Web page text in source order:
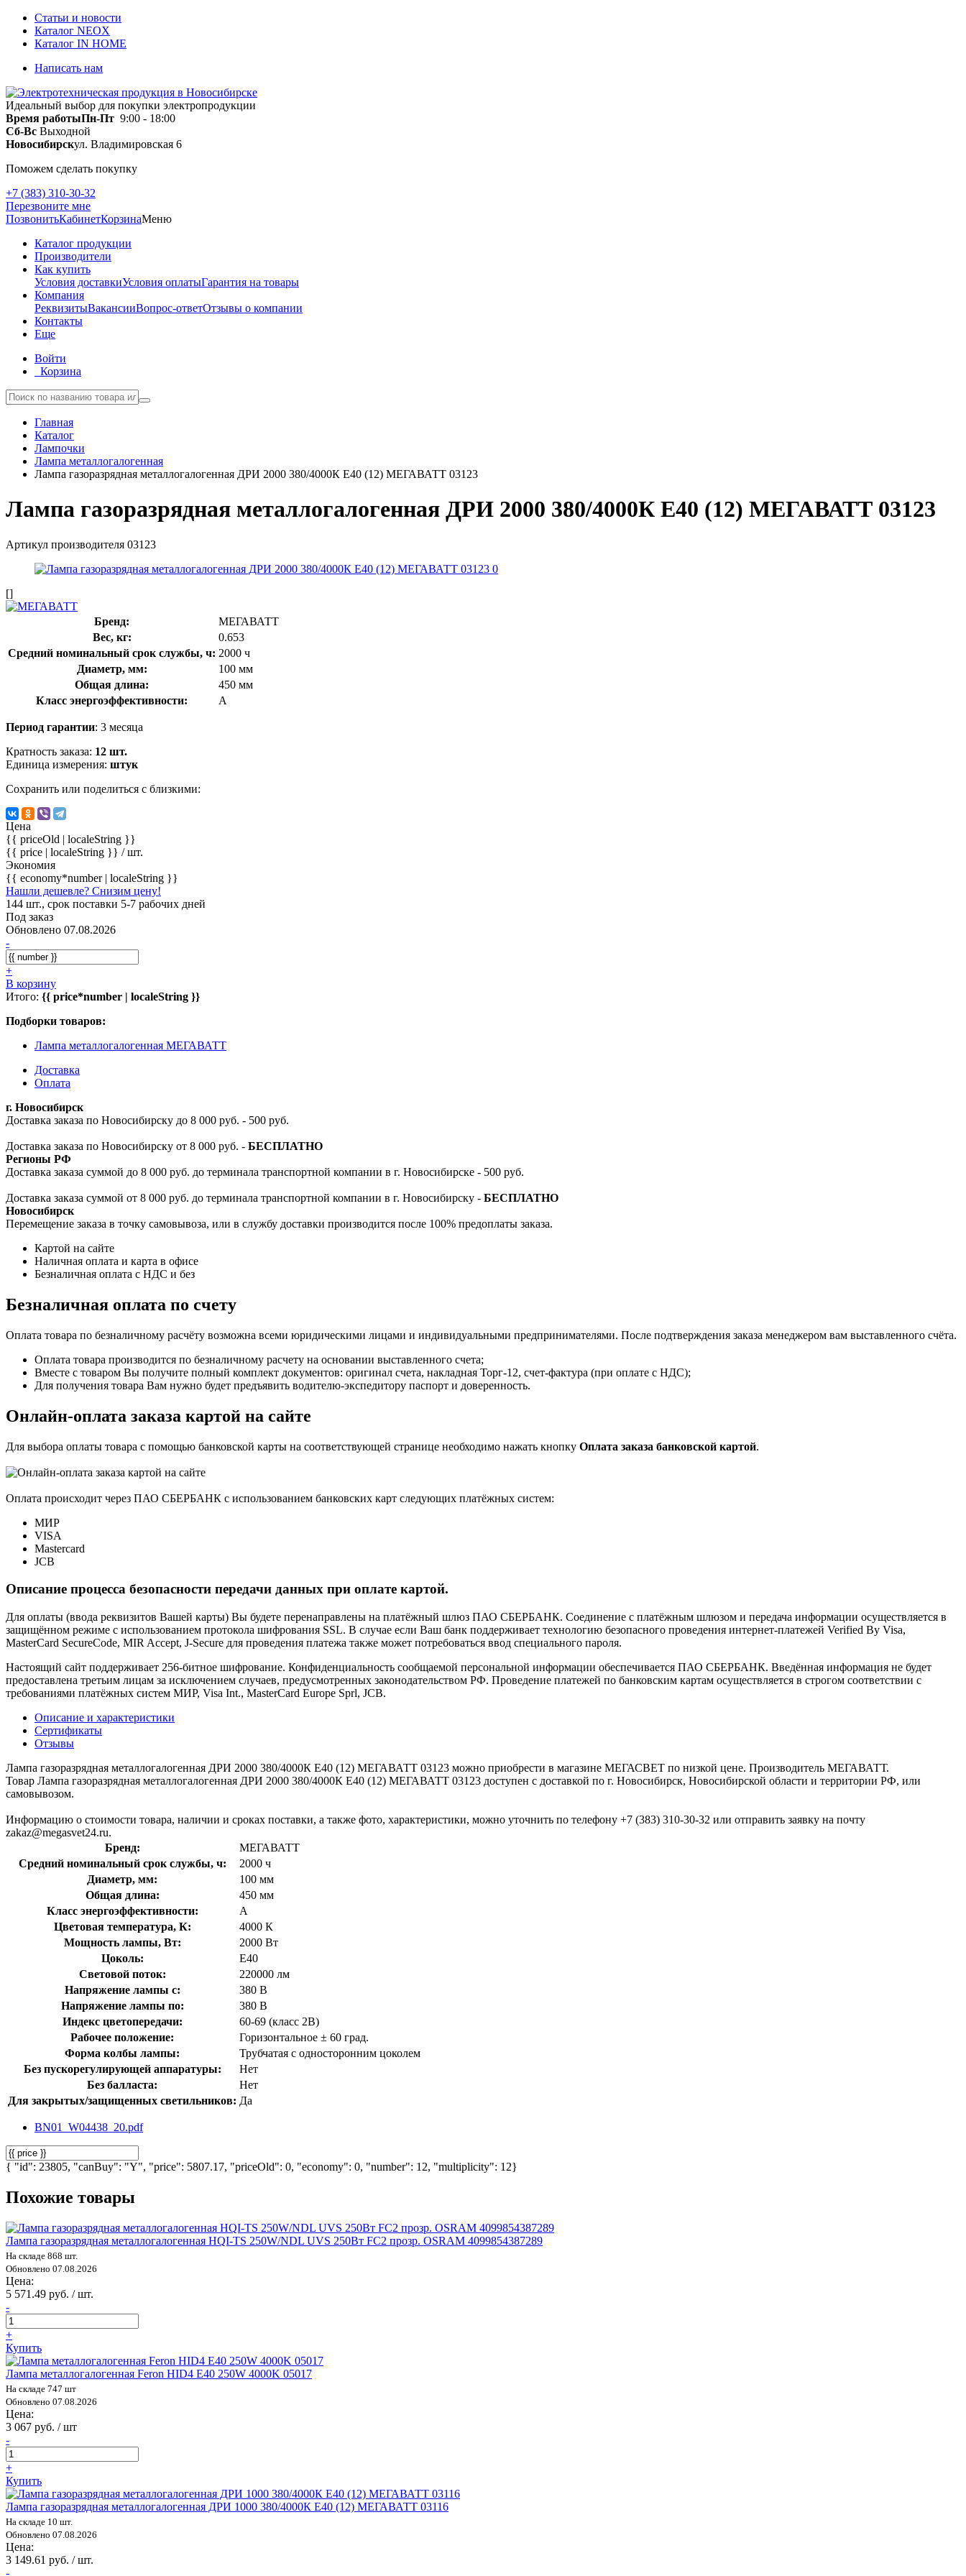
Статьи и новости
Каталог NEOX
Каталог IN HOME
Написать нам
Идеальный выбор для покупки электропродукции
Время работыПн-Пт 9:00 - 18:00
Сб-Вс Выходной
Новосибирскул. Владимировская 6
Поможем сделать покупку
+7 (383) 310-30-32
Перезвоните мне
ПозвонитьКабинетКорзинаМеню
Каталог продукции
Производители
Как купить
Условия доставкиУсловия оплатыГарантия на товары
Компания
РеквизитыВакансииВопрос-ответОтзывы о компании
Контакты
Еще
Войти
Корзина
Главная
Каталог
Лампочки
Лампа металлогалогенная
Лампа газоразрядная металлогалогенная ДРИ 2000 380/4000К E40 (12) МЕГАВАТТ 03123
Лампа газоразрядная металлогалогенная ДРИ 2000 380/4000К E40 (12) МЕГАВАТТ 03123
Артикул производителя 03123
[]
Бренд:
МЕГАВАТТ
Вес, кг:
0.653
Средний номинальный срок службы, ч: 2000 ч
Диаметр, мм:
100 мм
Общая длина:
450 мм
Класс энергоэффективности:
A
Период гарантии: 3 месяца
Кратность заказа: 12 шт.
Единица измерения: штук
Сохранить или поделиться с близкими:
Цена
{{ priceOld | localeString }}
{{ price | localeString }} / шт.
Экономия
{{ economy*number | localeString }}
Нашли дешевле? Снизим цену!
144 шт., срок поставки 5-7 рабочих дней
Под заказ
Обновлено 07.08.2026
-
+
В корзину
Итого: {{ price*number | localeString }}
Подборки товаров:
Лампа металлогалогенная МЕГАВАТТ
Доставка
Оплата
г. Новосибирск
Доставка заказа по Новосибирску до 8 000 руб. - 500 руб.
Доставка заказа по Новосибирску от 8 000 руб. - БЕСПЛАТНО
Регионы РФ
Доставка заказа суммой до 8 000 руб. до терминала транспортной компании в г. Новосибирске - 500 руб.
Доставка заказа суммой от 8 000 руб. до терминала транспортной компании в г. Новосибирску - БЕСПЛАТНО
Новосибирск
Перемещение заказа в точку самовывоза, или в службу доставки производится после 100% предоплаты заказа.
Картой на сайте
Наличная оплата и карта в офисе
Безналичная оплата с НДС и без
Безналичная оплата по счету
Оплата товара по безналичному расчёту возможна всеми юридическими лицами и индивидуальными предпринимателями. После подтверждения заказа менеджером вам выставленного счёта.
Оплата товара производится по безналичному расчету на основании выставленного счета;
Вместе с товаром Вы получите полный комплект документов: оригинал счета, накладная Торг-12, счет-фактура (при оплате с НДС);
Для получения товара Вам нужно будет предъявить водителю-экспедитору паспорт и доверенность.
Онлайн-оплата заказа картой на сайте
Для выбора оплаты товара с помощью банковской карты на соответствующей странице необходимо нажать кнопку Оплата заказа банковской картой.
Оплата происходит через ПАО СБЕРБАНК с использованием банковских карт следующих платёжных систем:
МИР
VISA
Mastercard
JCB
Описание процесса безопасности передачи данных при оплате картой.
Для оплаты (ввода реквизитов Вашей карты) Вы будете перенаправлены на платёжный шлюз ПАО СБЕРБАНК. Соединение с платёжным шлюзом и передача информации осуществляется в
защищённом режиме с использованием протокола шифрования SSL. В случае если Ваш банк поддерживает технологию безопасного проведения интернет-платежей Verified By Visa,
MasterCard SecureCode, MIR Accept, J-Secure для проведения платежа также может потребоваться ввод специального пароля.
Настоящий сайт поддерживает 256-битное шифрование. Конфиденциальность сообщаемой персональной информации обеспечивается ПАО СБЕРБАНК. Введённая информация не будет
предоставлена третьим лицам за исключением случаев, предусмотренных законодательством РФ. Проведение платежей по банковским картам осуществляется в строгом соответствии с
требованиями платёжных систем МИР, Visa Int., MasterCard Europe Sprl, JCB.
Описание и характеристики
Сертификаты
Отзывы
Лампа газоразрядная металлогалогенная ДРИ 2000 380/4000К E40 (12) МЕГАВАТТ 03123 можно приобрести в магазине МЕГАСВЕТ по низкой цене. Производитель МЕГАВАТТ.
Товар Лампа газоразрядная металлогалогенная ДРИ 2000 380/4000К E40 (12) МЕГАВАТТ 03123 доступен с доставкой по г. Новосибирск, Новосибирской области и территории РФ, или
самовывозом.
Информацию о стоимости товара, наличии и сроках поставки, а также фото, характеристики, можно уточнить по телефону +7 (383) 310-30-32 или отправить заявку на почту
zakaz@megasvet24.ru.
Бренд:
МЕГАВАТТ
Средний номинальный срок службы, ч:
2000 ч
Диаметр, мм:
100 мм
Общая длина:
450 мм
Класс энергоэффективности:
A
Цветовая температура, К:
4000 К
Мощность лампы, Вт:
2000 Вт
Цоколь:
E40
Световой поток:
220000 лм
Напряжение лампы с:
380 В
Напряжение лампы по:
380 В
Индекс цветопередачи:
60-69 (класс 2В)
Рабочее положение:
Горизонтальное ± 60 град.
Форма колбы лампы:
Трубчатая с односторонним цоколем
Без пускорегулирующей аппаратуры:
Нет
Без балласта:
Нет
Для закрытых/защищенных светильников: Да
BN01_W04438_20.pdf
{ "id": 23805, "canBuy": "Y", "price": 5807.17, "priceOld": 0, "economy": 0, "number": 12, "multiplicity": 12}
Похожие товары
Лампа газоразрядная металлогалогенная HQI-TS 250W/NDL UVS 250Вт FC2 прозр. OSRAM 4099854387289
На складе 868 шт.
Обновлено 07.08.2026
Цена:
5 571.49 руб. / шт.
-
+
Купить
Лампа металлогалогенная Feron HID4 E40 250W 4000K 05017
На складе 747 шт
Обновлено 07.08.2026
Цена:
3 067 руб. / шт
-
+
Купить
Лампа газоразрядная металлогалогенная ДРИ 1000 380/4000К E40 (12) МЕГАВАТТ 03116
На складе 10 шт.
Обновлено 07.08.2026
Цена:
3 149.61 руб. / шт.
-